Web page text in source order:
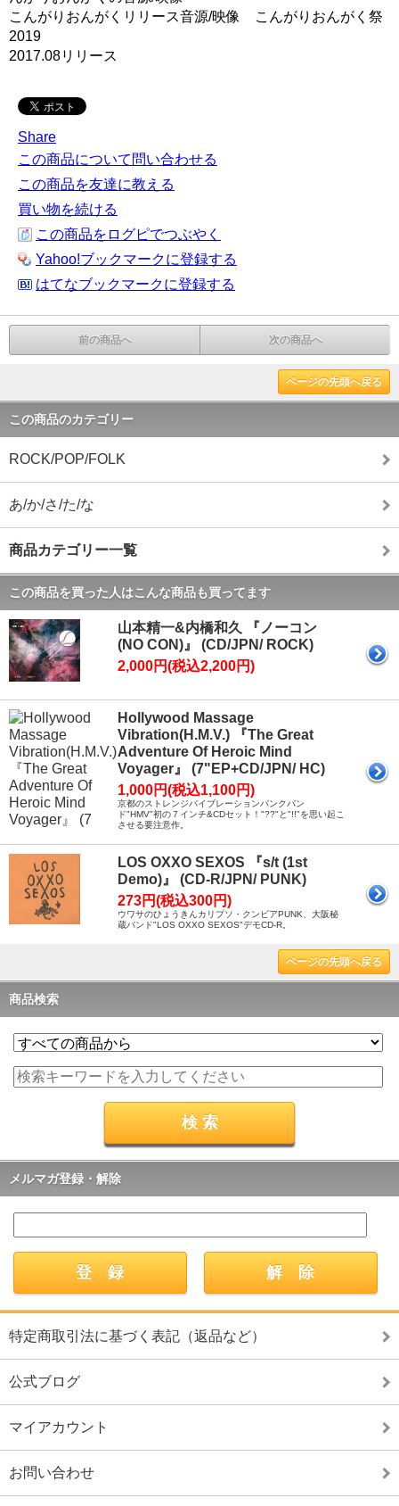
こんがりおんがくリリース音源/映像 こんがりおんがく祭
2019
2017.08リリース
Share
この商品について問い合わせる
この商品を友達に教える
買い物を続ける
この商品をログピでつぶやく
Yahoo!ブックマークに登録する
はてなブックマークに登録する
前の商品へ 次の商品へ
ページの先頭へ戻る
この商品のカテゴリー
ROCK/POP/FOLK
あ/か/さ/た/な
商品カテゴリー一覧
この商品を買った人はこんな商品も買ってます
山本精一&内橋和久 『ノーコン
(NO CON)』 (CD/JPN/ ROCK)
2,000円(税込2,200円)
Hollywood Massage
Vibration(H.M.V.) 『The Great
Adventure Of Heroic Mind
Voyager』 (7"EP+CD/JPN/ HC)
1,000円(税込1,100円)
京都のストレンジバイブレーションパンクバン
ド"HMV"初の７インチ&CDセット！"??"と"!!"を思い起こ
させる要注意作。
LOS OXXO SEXOS 『s/t (1st
Demo)』 (CD-R/JPN/ PUNK)
273円(税込300円)
ウワサのひょうきんカリプソ・クンビアPUNK、大阪秘
蔵バンド"LOS OXXO SEXOS"デモCD-R。
ページの先頭へ戻る
商品検索
メルマガ登録・解除
特定商取引法に基づく表記（返品など）
公式ブログ
マイアカウント
お問い合わせ